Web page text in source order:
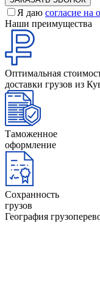
Я даю согласие на
Наши преимущества
Оптимальная
доставки грузов из
Таможенное
оформление
Сохранность
грузов
География